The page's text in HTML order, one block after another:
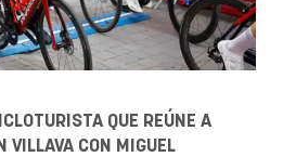
QUE REÚNE A
VILLAVA CON MIGUEL